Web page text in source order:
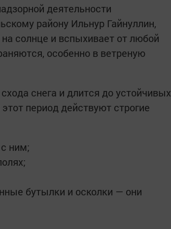
деятельности
райо­ну Ильнур Гайнуллин,
солнце и вспыхивает от любой
особенно в ветреную
снега и длится до устойчивых
период действуют строгие
ним;
бутылки и осколки — они